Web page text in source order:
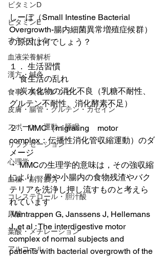
ビタミンD
ビタミンE
オキシトシン
血液栄養解析
漢方・鍼灸
食事・美容・レシピ
皮膚・腸管・グルテン・カゼイン
スポーツ・運動・睡眠
リラクゼーション
心理学
血糖・副腎疲労
コレステロール・胆汁酸
尿酸
葉酸・メチレーション
アルコール
しーぼ（Small Intestine Bacterial
Overgrowth-腸内細菌異常増殖症候群）
の原因は何でしょう？
１． 生活習慣
・ 食生活の乱れ
・ 炭水化物の消化不良（乳糖不耐性、
グルテン不耐性、消化酵素不足）
２． MMC（migrating　motor
complex：伝播性消化管収縮運動）のダ
メージ
・ MMCの生理学的意味は，その強収縮
により、 胃や小腸内の食物残渣やバク
テリアを洗浄し押し流すものと考えら
れています
Vantrappen G, Janssens J, Hellemans
J, et al : The interdigestive motor
complex of normal subjects and
patients with bacterial overgrowth of the